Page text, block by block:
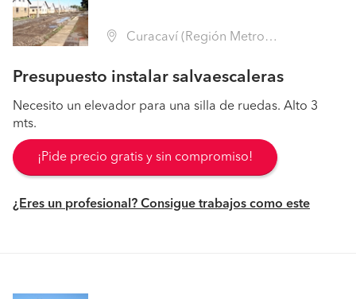
Curacaví (Región Metropolitana - Melipilla)
Presupuesto instalar salvaescaleras
Necesito un elevador para una silla de ruedas. Alto 3
mts.
¡Pide precio gratis y sin compromiso!
¿Eres un profesional? Consigue trabajos como este